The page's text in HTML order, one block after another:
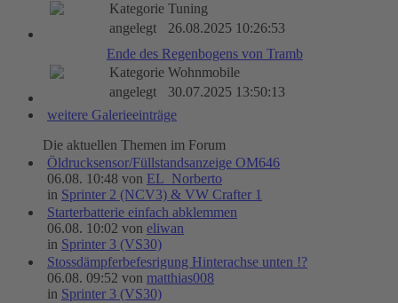
Kategorie Tuning
angelegt
26.08.2025 10:26:53
Ende des Regenbogens von Tramb
Kategorie Wohnmobile
angelegt
30.07.2025 13:50:13
weitere Galerieeinträge
Die aktuellen Themen im Forum
Öldrucksensor/Füllstandsanzeige OM646
06.08. 10:48 von EL_Norberto
in Sprinter 2 (NCV3) & VW Crafter 1
Starterbatterie einfach abklemmen
06.08. 10:02 von eliwan
in Sprinter 3 (VS30)
Stossdämpferbefesrigung Hinterachse unten !?
06.08. 09:52 von matthias008
in Sprinter 3 (VS30)